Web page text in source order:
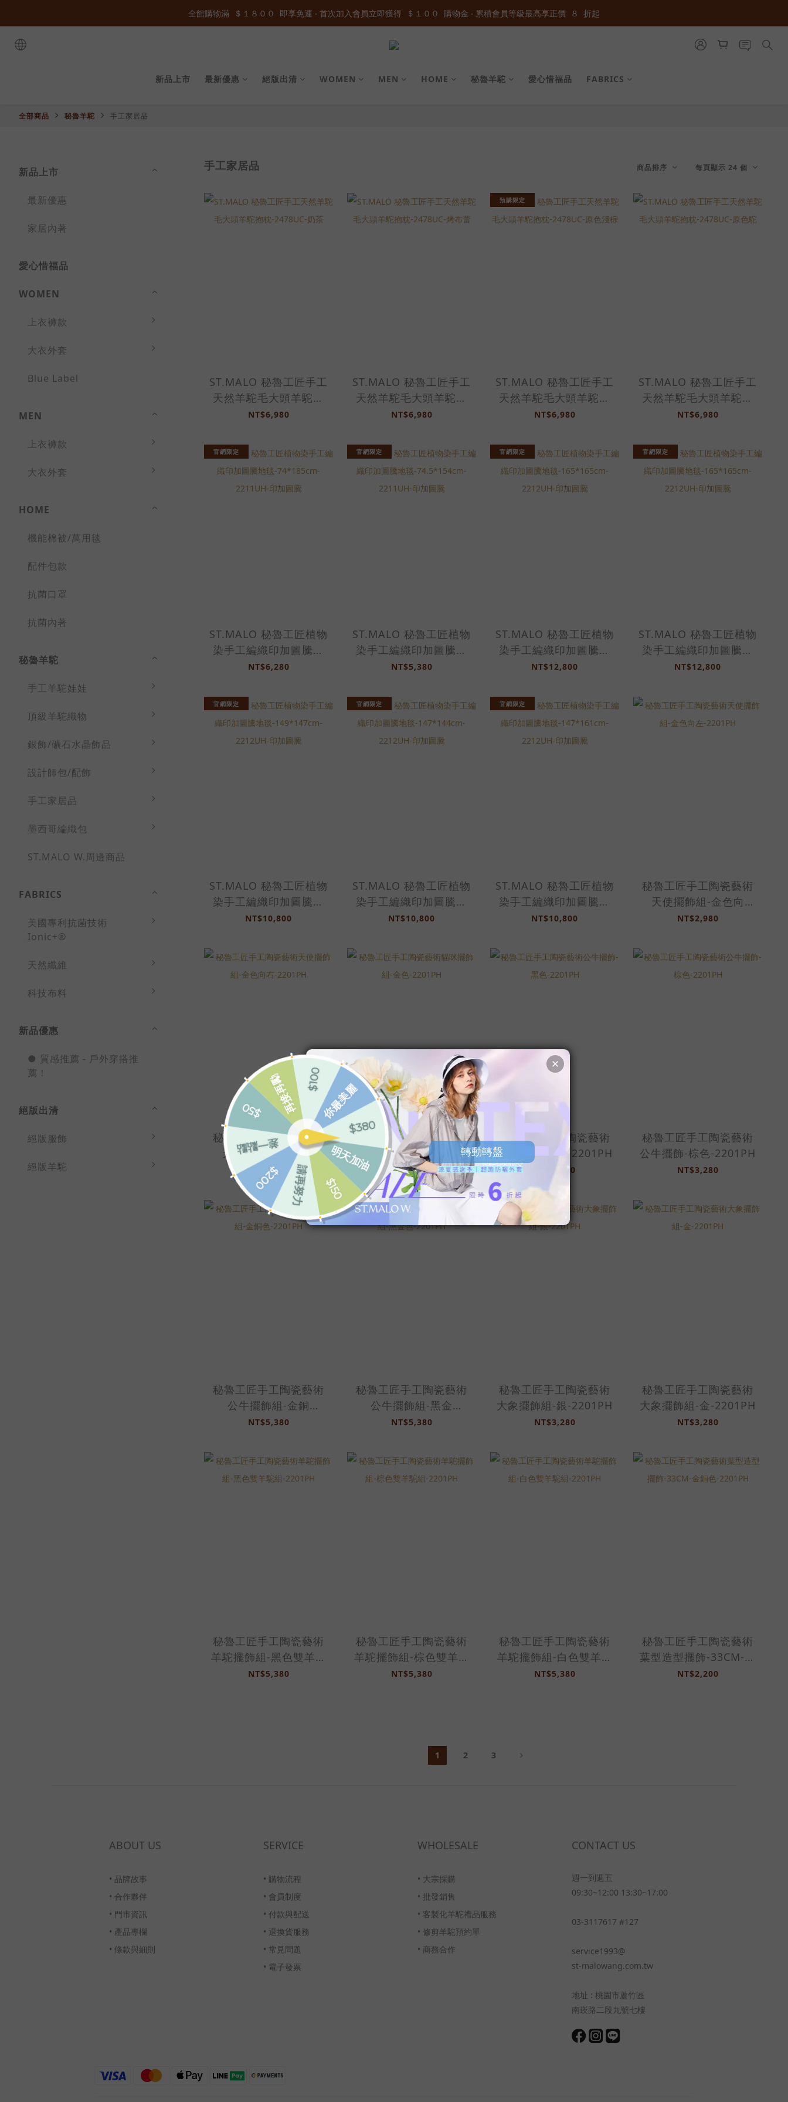
全館購物滿  ＄１８００  即享免運 ‧ 首次加入會員立即獲得  ＄１００  購物金 ‧ 累積會員等級最高享正價  ８  折起
全館購物滿  ＄１８００  即享免運 ‧ 首次加入會員立即獲得  ＄１００  購物金 ‧ 累積會員等級最高享正價  ８  折起
新品上市
最新優惠 絕版出清 WOMEN MEN HOME 秘魯羊駝 愛心惜福品 FABRICS
全部商品 秘魯羊駝 手工家居品
新品上市
最新優惠
家居內著
愛心惜福品
WOMEN
上衣褲款
大衣外套
Blue Label
MEN
上衣褲款
大衣外套
HOME
機能棉被/萬用毯
配件包款
抗菌口罩
抗菌內著
秘魯羊駝
手工羊駝娃娃
頂級羊駝織物
銀飾/礦石水晶飾品
設計師包/配飾
手工家居品
墨西哥編織包
ST.MALO W.周邊商品
FABRICS
美國專利抗菌技術
Ionic+®
天然纖維
科技布料
新品優惠
● 質感推薦 - 戶外穿搭推
薦！
絕版出清
絕版服飾
絕版羊駝
手工家居品 商品排序 每頁顯示 24 個
ST.MALO 秘魯工匠手工
天然羊駝毛大頭羊駝抱
枕-2478UC-奶茶
NT$6,980
ST.MALO 秘魯工匠手工
天然羊駝毛大頭羊駝抱
枕-2478UC-烤布蕾
NT$6,980
預購限定
ST.MALO 秘魯工匠手工
天然羊駝毛大頭羊駝抱
枕-2478UC-原色淺棕
NT$6,980
ST.MALO 秘魯工匠手工
天然羊駝毛大頭羊駝抱
枕-2478UC-原色駝
NT$6,980
官網限定
ST.MALO 秘魯工匠植物
染手工編織印加圖騰地
毯-74*185cm-
NT$6,280
官網限定
ST.MALO 秘魯工匠植物
染手工編織印加圖騰地
毯-74.5*154cm-
NT$5,380
官網限定
ST.MALO 秘魯工匠植物
染手工編織印加圖騰地
毯-165*165cm-
NT$12,800
官網限定
ST.MALO 秘魯工匠植物
染手工編織印加圖騰地
毯-165*165cm-
NT$12,800
官網限定
ST.MALO 秘魯工匠植物
染手工編織印加圖騰地
毯-149*147cm-
NT$10,800
官網限定
ST.MALO 秘魯工匠植物
染手工編織印加圖騰地
毯-147*144cm-
NT$10,800
官網限定
ST.MALO 秘魯工匠植物
染手工編織印加圖騰地
毯-147*161cm-
NT$10,800
秘魯工匠手工陶瓷藝術
天使擺飾組-金色向
左-2201PH
NT$2,980
秘魯工匠手工陶瓷藝術
天使擺飾組-金色向
右-2201PH
NT$2,980
秘魯工匠手工陶瓷藝術
貓咪擺飾組-金
色-2201PH
NT$3,990
秘魯工匠手工陶瓷藝術
公牛擺飾-黑色-2201PH
NT$3,280
秘魯工匠手工陶瓷藝術
公牛擺飾-棕色-2201PH
NT$3,280
秘魯工匠手工陶瓷藝術
公牛擺飾組-金銅
色-2201PH
NT$5,380
秘魯工匠手工陶瓷藝術
公牛擺飾組-黑金
色-2201PH
NT$5,380
秘魯工匠手工陶瓷藝術
大象擺飾組-銀-2201PH
NT$3,280
秘魯工匠手工陶瓷藝術
大象擺飾組-金-2201PH
NT$3,280
秘魯工匠手工陶瓷藝術
羊駝擺飾組-黑色雙羊駝
組-2201PH
NT$5,380
秘魯工匠手工陶瓷藝術
羊駝擺飾組-棕色雙羊駝
組-2201PH
NT$5,380
秘魯工匠手工陶瓷藝術
羊駝擺飾組-白色雙羊駝
組-2201PH
NT$5,380
秘魯工匠手工陶瓷藝術
葉型造型擺飾-33CM-金
銅色-2201PH
NT$2,200
1 2 3
ABOUT US
• 品牌故事
• 合作夥伴
• 門市資訊
• 產品專欄
• 條款與細則
SERVICE
• 購物流程
• 會員制度
• 付款與配送
• 退換貨服務
• 常見問題
• 電子發票
WHOLESALE
• 大宗採購
• 批發銷售
• 客製化羊駝禮品服務
• 修剪羊駝預約單
• 商務合作
CONTACT US
週一到週五
09:30~12:00 13:30~17:00
03-3117617 #127
service1993@
st-malowang.com.tw
地址 : 桃園市蘆竹區
南崁路二段九號七樓